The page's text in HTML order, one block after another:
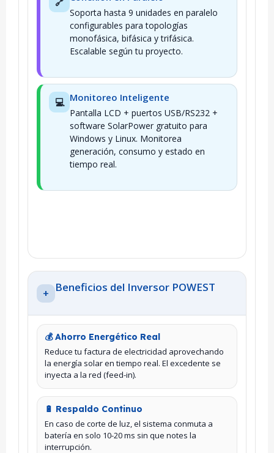
Soporta hasta 9 unidades en paralelo
configurables para topologías
monofásica, bifásica y trifásica.
Escalable según tu proyecto.
💻 Monitoreo Inteligente
Pantalla LCD + puertos USB/RS232 +
software SolarPower gratuito para
Windows y Linux. Monitorea
generación, consumo y estado en
tiempo real.
+ Beneficios del Inversor POWEST
💰 Ahorro Energético Real
Reduce tu factura de electricidad aprovechando
la energía solar en tiempo real. El excedente se
inyecta a la red (feed-in).
🔋 Respaldo Continuo
En caso de corte de luz, el sistema conmuta a
batería en solo 10-20 ms sin que notes la
interrupción.